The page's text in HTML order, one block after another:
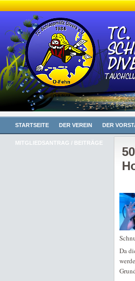
STARTSEITE DER VEREIN DER
MITGLIEDSANTRAG / BEITRÄGE
Da